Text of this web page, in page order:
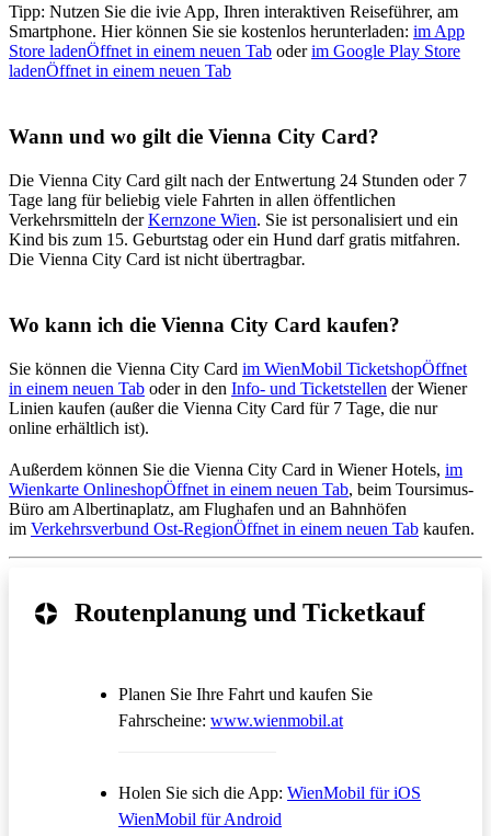
Tipp: Nutzen Sie die ivie App, Ihren interaktiven Reiseführer, am
Smartphone. Hier können Sie sie kostenlos herunterladen: im App
Store ladenÖffnet in einem neuen Tab oderim Google Play Store
ladenÖffnet in einem neuen Tab
Wann und wo gilt die Vienna City Card?
Die Vienna City Card gilt nach der Entwertung 24 Stunden oder 7
Tage lang für beliebig viele Fahrten in allen öffentlichen
Verkehrsmitteln derKernzone Wien. Sie ist personalisiert und ein
Kind bis zum 15. Geburtstag oder ein Hund darf gratis mitfahren.
Die Vienna City Card ist nicht übertragbar.
Wo kann ich die Vienna City Card kaufen?
Sie können die Vienna City Card im WienMobil TicketshopÖffnet
in einem neuen Tab oder in den Info- und Ticketstellen der Wiener
Linien kaufen (außer die Vienna City Card für 7 Tage, die nur
online erhältlich ist).
Außerdem können Sie die Vienna City Card in Wiener Hotels, im
Wienkarte OnlineshopÖffnet in einem neuen Tab, beim Toursimus-
Büro am Albertinaplatz, am Flughafen und an Bahnhöfen
im Verkehrsverbund Ost-RegionÖffnet in einem neuen Tab kaufen.
Routenplanung und Ticketkauf
Planen Sie Ihre Fahrt und kaufen Sie
Fahrscheine: www.wienmobil.atÖffnet in einem
Holen Sie sich die App: WienMobil für iOS
WienMobil für Android